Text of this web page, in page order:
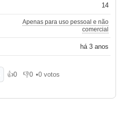
14
Apenas para uso pessoal e não
comercial
há 3 anos
👍0
Gosto 👎0
Não gosto
•0 votos